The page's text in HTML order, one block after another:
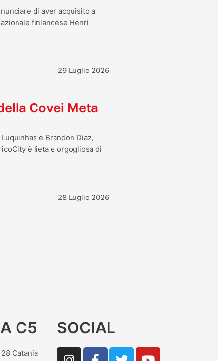
di aver acquisito a
finlandese Henri
29 Luglio 2026
Covei Meta
e Brandon Diaz,
è lieta e orgogliosa di
28 Luglio 2026
C5
Catania
SOCIAL
I
F
T
Y